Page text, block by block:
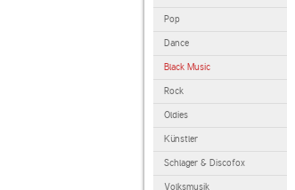
Pop
Dance
Black Music
Rock
Oldies
Künstler
Schlager & Discofox
Volksmusik